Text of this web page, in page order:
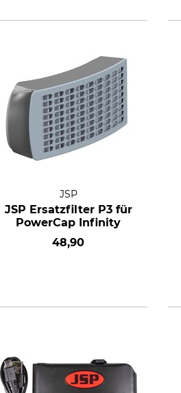
JSP
JSP Ersatzfilter P3 für
PowerCap Infinity
48,90